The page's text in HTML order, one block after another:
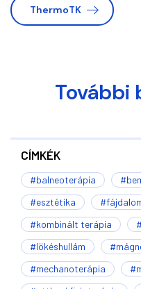
ThermoTK
További
CÍMKÉK
#balneoterápia
#esztétika
#kombinált terápia
#lökéshullám
#mechanoterápia